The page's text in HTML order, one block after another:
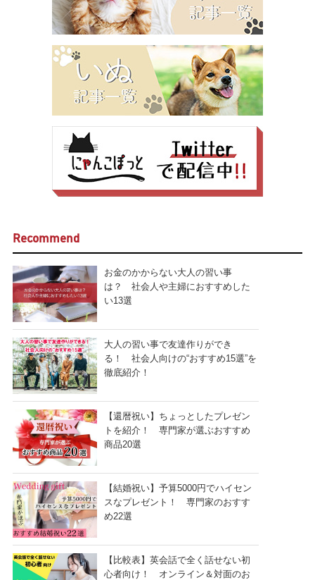
Recommend
お金のかからない大人の習い事
は？ 社会人や主婦におすすめした
い13選
大人の習い事で友達作りができ
る！ 社会人向けの“おすすめ15選”を
徹底紹介！
【還暦祝い】ちょっとしたプレゼン
トを紹介！ 専門家が選ぶおすすめ
商品20選
【結婚祝い】予算5000円でハイセン
スなプレゼント！ 専門家のおすす
め22選
【比較表】英会話で全く話せない初
心者向け！ オンライン＆対面のお